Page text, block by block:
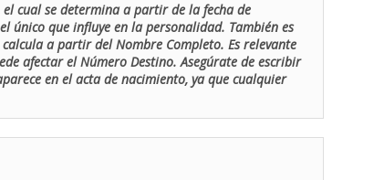
cual se determina a partir de la fecha de
único que influye en la personalidad. También es
a partir del Nombre Completo. Es relevante
afectar el Número Destino. Asegúrate de escribir
en el acta de nacimiento, ya que cualquier